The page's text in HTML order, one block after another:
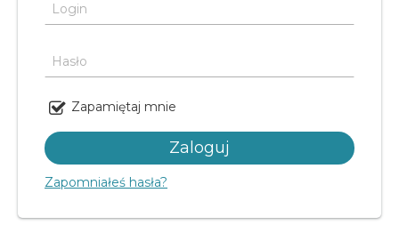
Login
Hasło
Zapamiętaj mnie
Zapomniałeś hasła?